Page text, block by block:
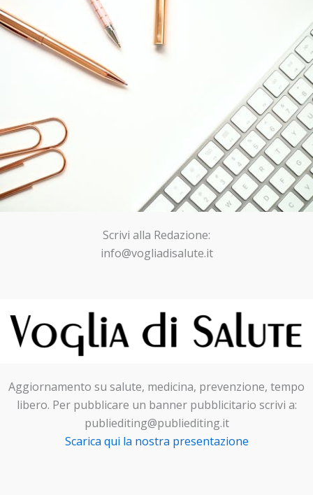
Scrivi alla Redazione:
info@vogliadisalute.it
Aggiornamento su salute, medicina, prevenzione, tempo
libero. Per pubblicare un banner pubblicitario scrivi a:
publiediting@publiediting.it
Scarica qui la nostra presentazione